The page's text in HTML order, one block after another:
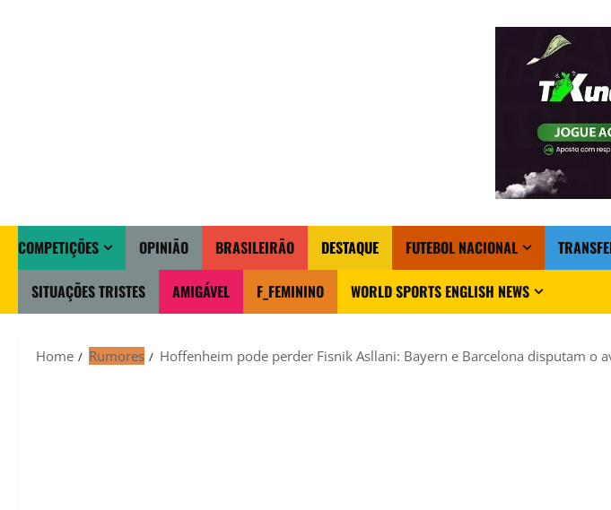
COMPETIÇÕES OPINIÃO BRASILEIRÃO DESTAQUE FUTEBOL NACIONAL
SITUAÇÕES TRISTES AMIGÁVEL F_FEMININO WORLD SPORTS ENGLISH NEWS
Home Rumores Hoffenheim pode perder Fisnik Asllani: Bayern e Barcelona disputam o